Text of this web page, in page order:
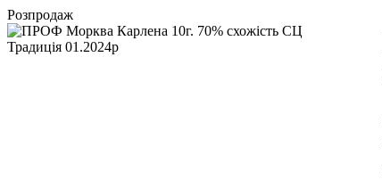
Розпродаж